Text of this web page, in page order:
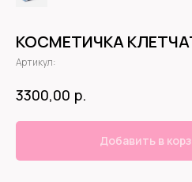
КОСМЕТИЧКА
Артикул:
3300,00 р.
Добавить в